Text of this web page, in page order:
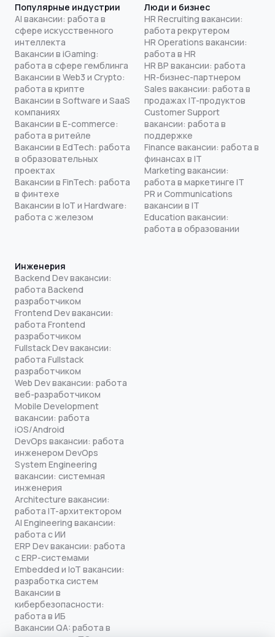
Популярные индустрии
AI вакансии: работа в
сфере искусственного
интеллекта
Вакансии в iGaming:
работа в сфере гемблинга
Вакансии в Web3 и Crypto:
работа в крипте
Вакансии в Software и SaaS
компаниях
Вакансии в E-commerce:
работа в ритейле
Вакансии в EdTech: работа
в образовательных
проектах
Вакансии в FinTech: работа
в финтехе
Вакансии в IoT и Hardware:
работа с железом
Люди и бизнес
HR Recruiting вакансии:
работа рекрутером
HR Operations вакансии:
работа в HR
HR BP вакансии: работа
HR-бизнес-партнером
Sales вакансии: работа в
продажах IT-продуктов
Customer Support
вакансии: работа в
поддержке
Finance вакансии: работа в
финансах в IT
Marketing вакансии:
работа в маркетинге IT
PR и Communications
вакансии в IT
Education вакансии:
работа в образовании
Инженерия
Backend Dev вакансии:
работа Backend
разработчиком
Frontend Dev вакансии:
работа Frontend
разработчиком
Fullstack Dev вакансии:
работа Fullstack
разработчиком
Web Dev вакансии: работа
веб-разработчиком
Mobile Development
вакансии: работа
iOS/Android
DevOps вакансии: работа
инженером DevOps
System Engineering
вакансии: системная
инженерия
Architecture вакансии:
работа IT-архитектором
AI Engineering вакансии:
работа с ИИ
ERP Dev вакансии: работа
с ERP-системами
Embedded и IoT вакансии:
разработка систем
Вакансии в
кибербезопасности:
работа в ИБ
Вакансии QA: работа в